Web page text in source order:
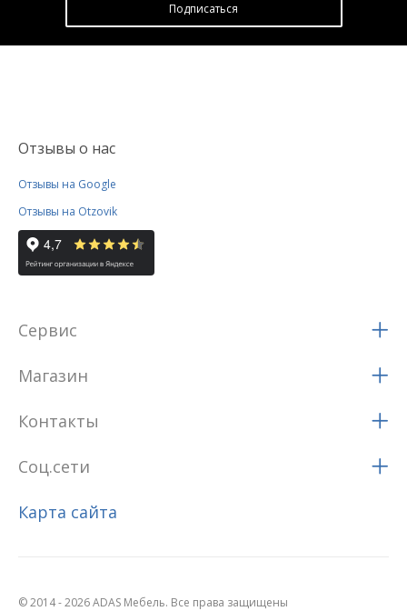
Подписатьcя
Отзывы о нас
Отзывы на Google
Отзывы на Otzovik
Сервис
Магазин
Контакты
Соц.сети
Карта сайта
© 2014 - 2026 ADAS Мебель. Все права защищены